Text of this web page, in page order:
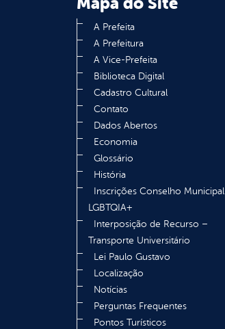
A Prefeita
A Prefeitura
A Vice-Prefeita
Biblioteca Digital
Cadastro Cultural
Contato
Dados Abertos
Economia
Glossário
História
Inscrições Conselho Municipal
LGBTQIA+
Interposição de Recurso –
Transporte Universitário
Lei Paulo Gustavo
Localização
Notícias
Perguntas Frequentes
Pontos Turísticos